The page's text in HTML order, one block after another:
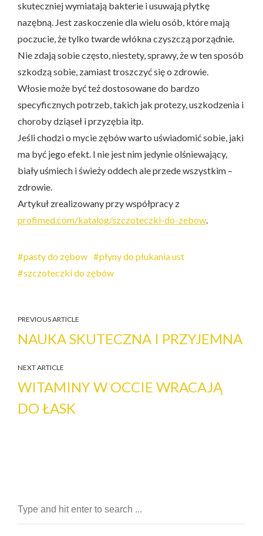
skuteczniej wymiatają bakterie i usuwają płytkę
nazębną. Jest zaskoczenie dla wielu osób, które mają
poczucie, że tylko twarde włókna czyszczą porządnie.
Nie zdają sobie często, niestety, sprawy, że w ten sposób
szkodzą sobie, zamiast troszczyć się o zdrowie.
Włosie może być też dostosowane do bardzo
specyficznych potrzeb, takich jak protezy, uszkodzenia i
choroby dziąseł i przyzębia itp.
Jeśli chodzi o mycie zębów warto uświadomić sobie, jaki
ma być jego efekt. I nie jest nim jedynie olśniewający,
biały uśmiech i świeży oddech ale przede wszystkim –
zdrowie.
Artykuł zrealizowany przy współpracy z
profimed.com/katalog/szczoteczki-do-zebow
pasty do zębow
płyny do płukania ust
szczoteczki do zębów
PREVIOUS ARTICLE
NAUKA SKUTECZNA I PRZYJEMNA
NEXT ARTICLE
WITAMINY W OCCIE WRACAJĄ
DO ŁASK